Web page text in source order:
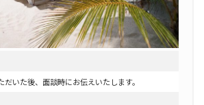
いた後、面談時にお伝えいたします。